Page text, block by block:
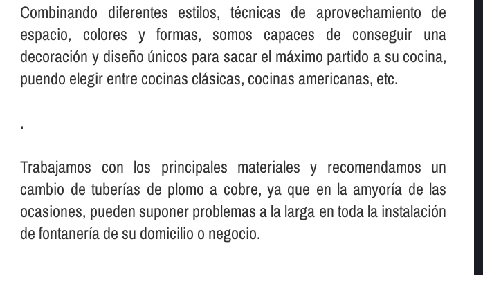
Combinando diferentes estilos, técnicas de aprovechamiento de
espacio, colores y formas, somos capaces de conseguir una
decoración y diseño únicos para sacar el máximo partido a su cocina,
puendo elegir entre cocinas clásicas, cocinas americanas, etc.
.
Trabajamos con los principales materiales y recomendamos un
cambio de tuberí­as de plomo a cobre, ya que en la amyorí­a de las
ocasiones, pueden suponer problemas a la larga en toda la instalación
de fontanerí­a de su domicilio o negocio.